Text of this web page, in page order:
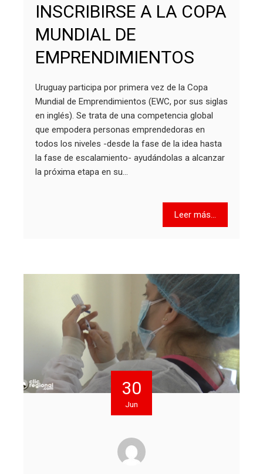
INSCRIBIRSE A LA COPA
MUNDIAL DE
EMPRENDIMIENTOS
Uruguay participa por primera vez de la Copa
Mundial de Emprendimientos (EWC, por sus siglas
en inglés). Se trata de una competencia global
que empodera personas emprendedoras en
todos los niveles -desde la fase de la idea hasta
la fase de escalamiento- ayudándolas a alcanzar
la próxima etapa en su…
Leer más...
30
Jun